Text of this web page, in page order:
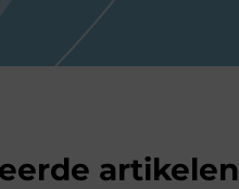
artikelen